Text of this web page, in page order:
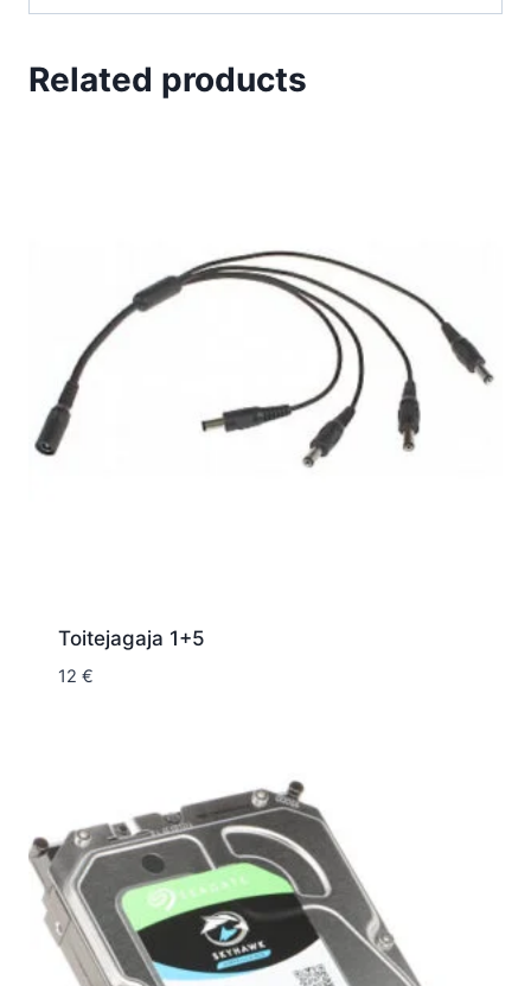
Related products
Toitejagaja 1+5
12 €